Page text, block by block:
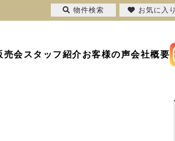
売会スタッフ紹介お客様の声会社概要
物件検索 お気に入り